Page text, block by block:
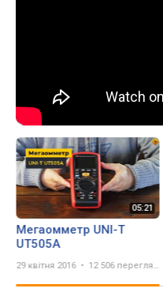
Мегаомметр UNI-T
UT505A
29 квітня 2016 12 506 переглядів